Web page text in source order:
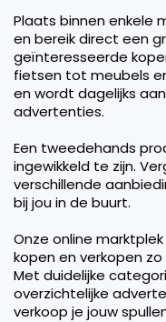
Plaats binnen enkele
en bereik direct een
geïnteresseerde
fietsen tot meubels
en wordt dagelijks
advertenties.
Een tweedehands
ingewikkeld te zijn.
verschillende
bij jou in de buurt.
Onze online
kopen en verkopen
Met duidelijke
overzichtelijke
verkoop je jouw